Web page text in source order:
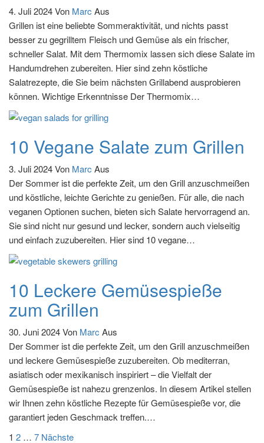
4. Juli 2024Von Marc Aus
Grillen ist eine beliebte Sommeraktivität, und nichts passt
besser zu gegrilltem Fleisch und Gemüse als ein frischer,
schneller Salat. Mit dem Thermomix lassen sich diese Salate im
Handumdrehen zubereiten. Hier sind zehn köstliche
Salatrezepte, die Sie beim nächsten Grillabend ausprobieren
können. Wichtige Erkenntnisse Der Thermomix…
10 Vegane Salate zum Grillen
3. Juli 2024Von Marc Aus
Der Sommer ist die perfekte Zeit, um den Grill anzuschmeißen
und köstliche, leichte Gerichte zu genießen. Für alle, die nach
veganen Optionen suchen, bieten sich Salate hervorragend an.
Sie sind nicht nur gesund und lecker, sondern auch vielseitig
und einfach zuzubereiten. Hier sind 10 vegane…
10 Leckere Gemüsespieße
zum Grillen
30. Juni 2024Von Marc Aus
Der Sommer ist die perfekte Zeit, um den Grill anzuschmeißen
und leckere Gemüsespieße zuzubereiten. Ob mediterran,
asiatisch oder mexikanisch inspiriert – die Vielfalt der
Gemüsespieße ist nahezu grenzenlos. In diesem Artikel stellen
wir Ihnen zehn köstliche Rezepte für Gemüsespieße vor, die
garantiert jeden Geschmack treffen.…
1 2 … 7 Nächste